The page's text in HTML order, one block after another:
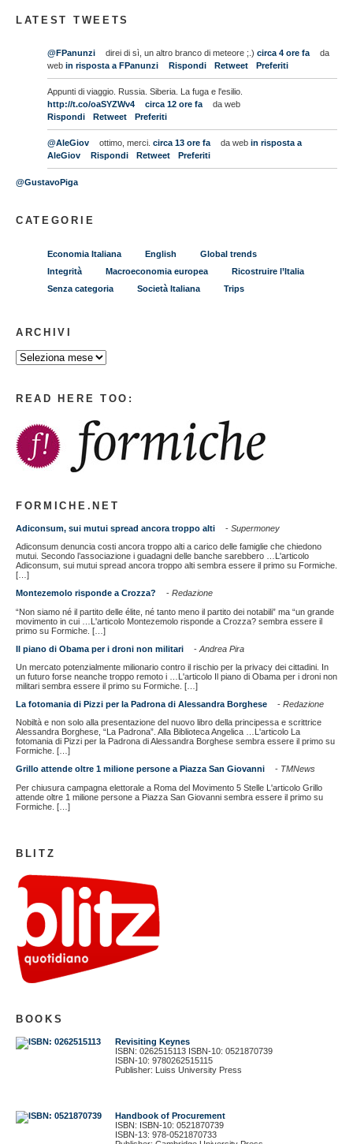
LATEST TWEETS
@FPanunzi direi di sì, un altro branco di meteore ;.) circa 4 ore fa
da
web in risposta a FPanunzi Rispondi Retweet Preferiti
Appunti di viaggio. Russia. Siberia. La fuga e l'esilio.
http://t.co/oaSYZWv4
circa 12 ore fa
da web
Rispondi
Retweet Preferiti
@AleGiov ottimo, merci. circa 13 ore fa da web in risposta a
AleGiov
Rispondi Retweet Preferiti
@GustavoPiga
CATEGORIE
Economia Italiana English
Global trends
Integrità
Macroeconomia europea
Ricostruire l’Italia
Senza categoria
Società Italiana Trips
ARCHIVI
READ HERE TOO:
FORMICHE.NET
Adiconsum, sui mutui spread ancora troppo alti - Supermoney
Adiconsum denuncia costi ancora troppo alti a carico delle famiglie che chiedono
mutui. Secondo l’associazione i guadagni delle banche sarebbero …L'articolo
Adiconsum, sui mutui spread ancora troppo alti sembra essere il primo su Formiche.
[…]
Montezemolo risponde a Crozza?
- Redazione
“Non siamo né il partito delle élite, né tanto meno il partito dei notabili” ma “un grande
movimento in cui …L'articolo Montezemolo risponde a Crozza? sembra essere il
primo su Formiche. […]
Il piano di Obama per i droni non militari
- Andrea Pira
Un mercato potenzialmente milionario contro il rischio per la privacy dei cittadini. In
un futuro forse neanche troppo remoto i …L'articolo Il piano di Obama per i droni non
militari sembra essere il primo su Formiche. […]
La fotomania di Pizzi per la Padrona di Alessandra Borghese
- Redazione
Nobiltà e non solo alla presentazione del nuovo libro della principessa e scrittrice
Alessandra Borghese, “La Padrona”. Alla Biblioteca Angelica …L'articolo La
fotomania di Pizzi per la Padrona di Alessandra Borghese sembra essere il primo su
Formiche. […]
Grillo attende oltre 1 milione persone a Piazza San Giovanni
- TMNews
Per chiusura campagna elettorale a Roma del Movimento 5 Stelle L'articolo Grillo
attende oltre 1 milione persone a Piazza San Giovanni sembra essere il primo su
Formiche. […]
BLITZ
BOOKS
Revisiting Keynes
ISBN: 0262515113 ISBN-10: 0521870739
ISBN-10: 9780262515115
Publisher: Luiss University Press
Handbook of Procurement
ISBN: ISBN-10: 0521870739
ISBN-13: 978-0521870733